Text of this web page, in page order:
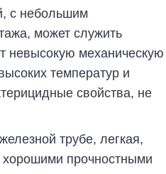
с небольшим
может служить
невысокую механическую
температур и
свойства, не
трубе, легкая,
хорошими прочностными